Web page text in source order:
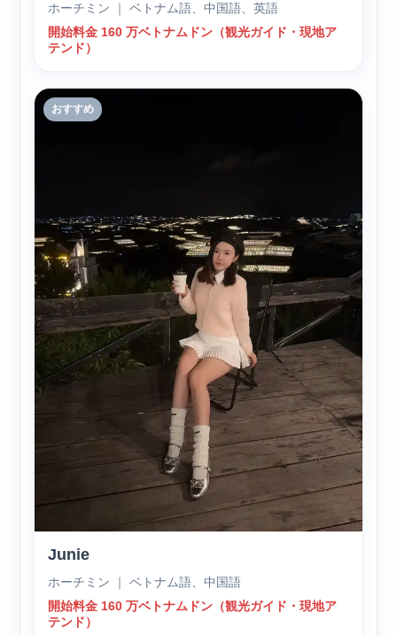
ホーチミン ｜ ベトナム語、中国語、英語
開始料金 160 万ベトナムドン（観光ガイド・現地ア
テンド）
おすすめ
Junie
ホーチミン ｜ ベトナム語、中国語
開始料金 160 万ベトナムドン（観光ガイド・現地ア
テンド）